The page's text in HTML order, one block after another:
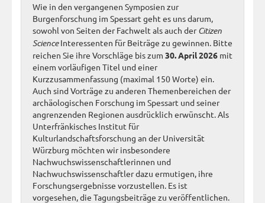
Wie in den vergangenen Symposien zur
Burgenforschung im Spessart geht es uns darum,
sowohl von Seiten der Fachwelt als auch derCitizen
ScienceInteressenten für Beiträge zu gewinnen. Bitte
reichen Sie ihre Vorschläge bis zum 30. April 2026 mit
einem vorläufigen Titel und einer
Kurzzusammenfassung (maximal 150 Worte) ein.
Auch sind Vorträge zu anderen Themenbereichen der
archäologischen Forschung im Spessart und seiner
angrenzenden Regionen ausdrücklich erwünscht. Als
Unterfränkisches Institut für
Kulturlandschaftsforschung an der Universität
Würzburg möchten wir insbesondere
Nachwuchswissenschaftlerinnen und
Nachwuchswissenschaftler dazu ermutigen, ihre
Forschungsergebnisse vorzustellen. Es ist
vorgesehen, die Tagungsbeiträge zu veröffentlichen.